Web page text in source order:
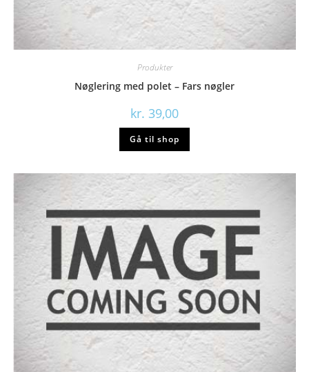
Produkter
Nøglering med polet – Fars nøgler
kr. 39,00
Gå til shop